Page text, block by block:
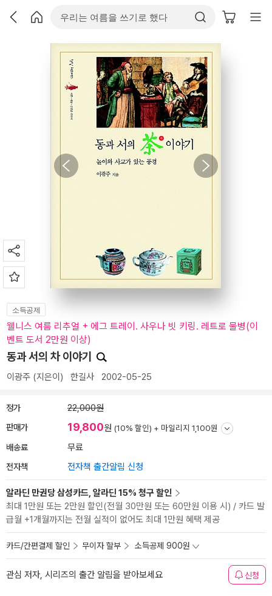
소득공제
웰니스 여름 리추얼 + 에그 트레이. 사우나 빗 키링. 레트로 물병(이
벤트 도서 2만원 이상)
동과 서의 차 이야기
이광주 (지은이) 한길사 2002-05-25
정가 22,000원
판매가 19,800원 (10% 할인) + 마일리지 1,100원
배송료 무료
전자책 전자책 출간알림 신청
알라딘 만권당 삼성카드, 알라딘 15% 청구 할인
최대 1만원 또는 2만원 할인(전월 30만원 또는 60만원 이용 시) / 카드 발
급월 +1개월까지는 전월 실적이 없어도 최대 1만원 혜택 제공
카드/간편결제 할인 무이자 할부 소득공제 900원
관심 저자, 시리즈의 출간 알림을 받아보세요 신청